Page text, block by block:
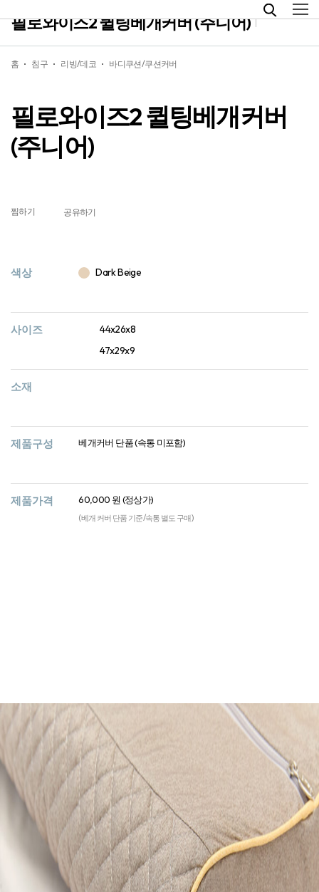
홈 침구 리빙/데코 바디쿠션/쿠션커버
필로와이즈2 퀼팅베개커버
(주니어)
찜하기 공유하기
필로와이즈2 퀼팅베개커버 (주니어)
색상 Dark Beige
사이즈
44x26x8
47x29x9
소재
제품구성 베개커버 단품 (속통 미포함)
제품가격 60,000 원 (정상가)
(베개 커버 단품 기준/속통 별도 구매)